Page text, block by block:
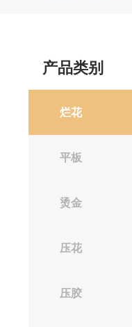
产品类别
烂花
平板
烫金
压花
压胶